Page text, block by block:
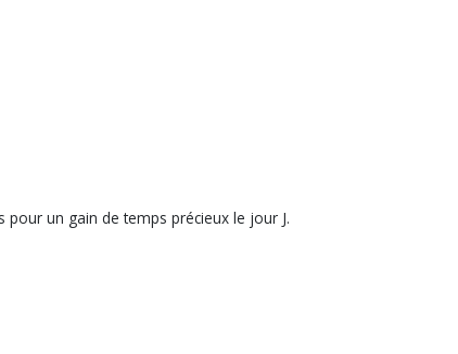
un gain de temps précieux le jour J.